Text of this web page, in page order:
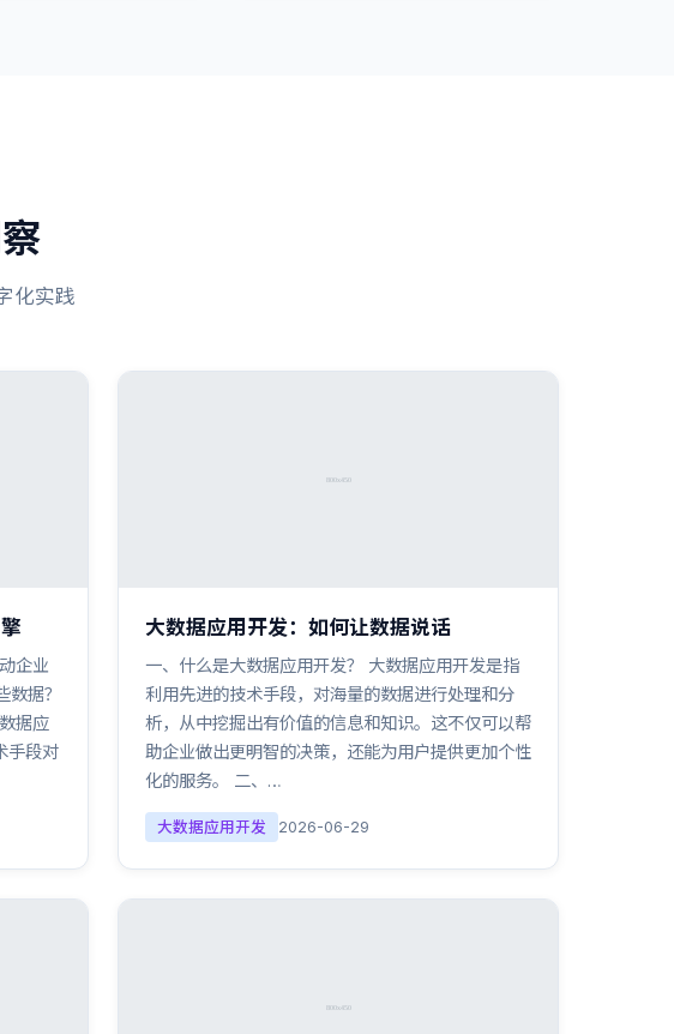
化实践
企业
据？
据应
手段对
大数据应用开发：如何让数据说话
一、什么是大数据应用开发？ 大数据应用开发是指
利用先进的技术手段，对海量的数据进行处理和分
析，从中挖掘出有价值的信息和知识。这不仅可以帮
助企业做出更明智的决策，还能为用户提供更加个性
化的服务。 二、…
大数据应用开发 2026-06-29